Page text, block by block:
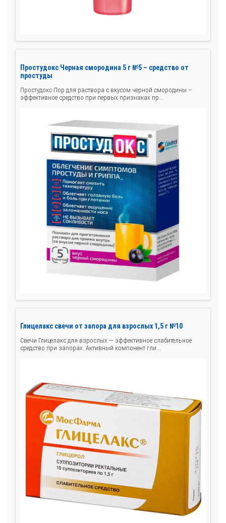
Простудокс Черная смородина 5 г №5 – средство от
простуды
Простудокс Пор для раствора с вкусом черной смородины –
эффективное средство при первых признаках пр...
Глицелакс свечи от запора для взрослых 1,5 г №10
Свечи Глицелакс для взрослых — эффективное слабительное
средство при запорах. Активный компонент гли...